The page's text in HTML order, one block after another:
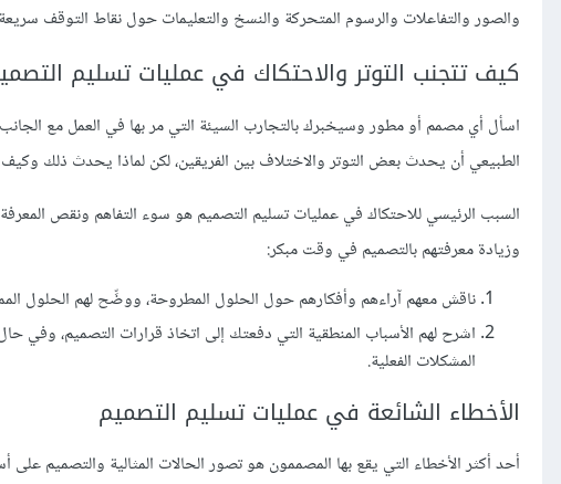
والصور والتفاعلات والرسوم المتحركة والنسخ والتعليمات حول نقاط التوقف
كيف تتجنب التوتر والاحتكاك في عمليات تسليم
اسأل أي مصمم أو مطور وسيخبرك بالتجارب السيئة التي مر بها في العمل مع الجانب
الطبيعي أن يحدث بعض التوتر والاختلاف بين الفريقين، لكن لماذا يحدث ذلك
السبب الرئيسي للاحتكاك في عمليات تسليم التصميم هو سوء التفاهم ونقص
وزيادة معرفتهم بالتصميم في وقت مبكر:
ناقش معهم آراءهم وأفكارهم حول الحلول المطروحة، ووضِّح لهم الحلول
اشرح لهم الأسباب المنطقية التي دفعتك إلى اتخاذ قرارات التصميم، وفي
المشكلات الفعلية.
الأخطاء الشائعة في عمليات تسليم التصميم
أحد أكثر الأخطاء التي يقع بها المصممون هو تصور الحالات المثالية والتصميم على